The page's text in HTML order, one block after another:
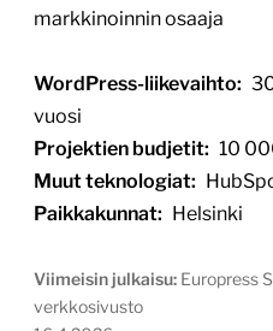
markkinoinnin osaaja
WordPress-liikevaihto:
vuosi
Projektien budjetit: 10
Muut teknologiat:
Paikkakunnat: Helsinki
Viimeisin julkaisu: Europress
verkkosivusto